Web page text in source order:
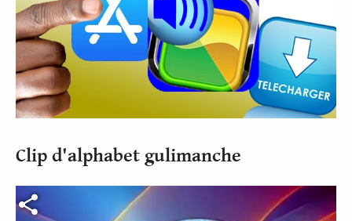
Clip d'alphabet gulimanche
Fichier vidéo